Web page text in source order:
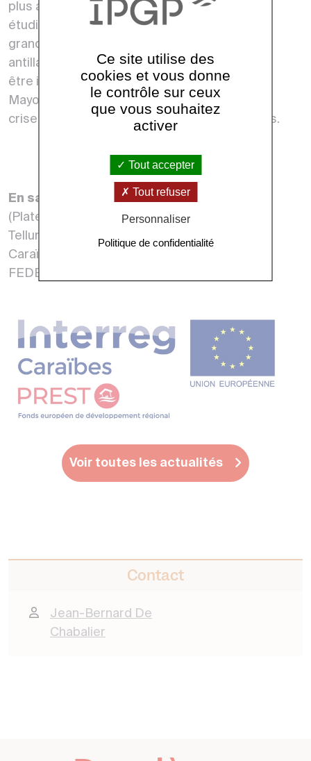
plus ambitieux devraient être lancés pour
étudier en temps réel les zones sources des
grands séismes de la zone de subduction
antillaise. De tels équipements seront aussi
être installés prochainement au large de
Mayotte pour compléter la surveillance de la
crise sismo-volcanique actuellement en cours.
En savoir plus surle projet PREST,
(Plateforme Régionale de Surveillance
Tellurique), un projet du Programme Interreg
Caraïbe V 2014-2020 (Fonds européens
FEDER)
Voir toutes les actualités
Contact
Jean-Bernard De
Chabalier
Ce site utilise des
cookies et vous donne
le contrôle sur ceux
que vous souhaitez
activer
Tout accepter
Tout refuser
Personnaliser
Politique de confidentialité